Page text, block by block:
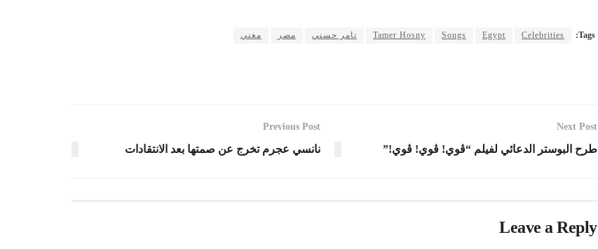
Tags:
Celebrities
Egypt
Songs
Tamer Hosny تامر حسني مصر مغني
Previous Post
نانسي عجرم تخرج عن صمتها بعد الانتقادات
Next Post
طرح البوستر الدعائي لفيلم “ڤوي! ڤوي! ڤوي!”
Leave a Reply